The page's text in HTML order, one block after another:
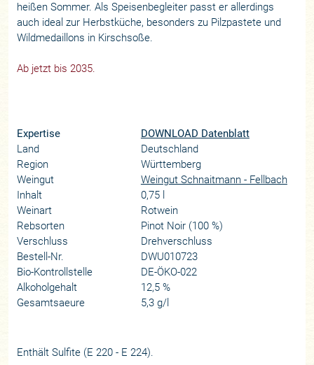
heißen Sommer. Als Speisenbegleiter passt er allerdings
auch ideal zur Herbstküche, besonders zu Pilzpastete und
Wildmedaillons in Kirschsoße.
Ab jetzt bis 2035.
Expertise
DOWNLOAD Datenblatt
Land
Deutschland
Region
Württemberg
Weingut
Weingut Schnaitmann - Fellbach
Inhalt
0,75 l
Weinart
Rotwein
Rebsorten
Pinot Noir (100 %)
Verschluss
Drehverschluss
Bestell-Nr.
DWU010723
Bio-Kontrollstelle
DE-ÖKO-022
Alkoholgehalt
12,5 %
Gesamtsaeure
5,3 g/l
Enthält Sulfite (E 220 - E 224).